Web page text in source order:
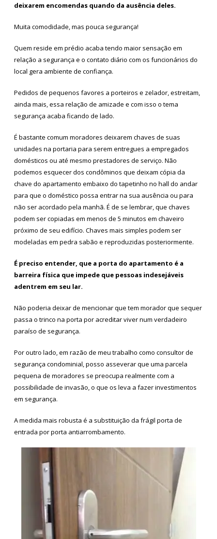
deixarem encomendas quando da ausência deles.
Muita comodidade, mas pouca segurança!
Quem reside em prédio acaba tendo maior sensação em
relação a segurança e o contato diário com os funcionários do
local gera ambiente de confiança.
Pedidos de pequenos favores a porteiros e zelador, estreitam,
ainda mais, essa relação de amizade e com isso o tema
segurança acaba ficando de lado.
É bastante comum moradores deixarem chaves de suas
unidades na portaria para serem entregues a empregados
domésticos ou até mesmo prestadores de serviço. Não
podemos esquecer dos condôminos que deixam cópia da
chave do apartamento embaixo do tapetinho no hall do andar
para que o doméstico possa entrar na sua ausência ou para
não ser acordado pela manhã. É de se lembrar, que chaves
podem ser copiadas em menos de 5 minutos em chaveiro
próximo de seu edifício. Chaves mais simples podem ser
modeladas em pedra sabão e reproduzidas posteriormente.
É preciso entender, que a porta do apartamento é a
barreira física que impede que pessoas indesejáveis
adentrem em seu lar.
Não poderia deixar de mencionar que tem morador que sequer
passa o trinco na porta por acreditar viver num verdadeiro
paraíso de segurança.
Por outro lado, em razão de meu trabalho como consultor de
segurança condominial, posso asseverar que uma parcela
pequena de moradores se preocupa realmente com a
possibilidade de invasão, o que os leva a fazer investimentos
em segurança.
A medida mais robusta é a substituição da frágil porta de
entrada por porta antiarrombamento.